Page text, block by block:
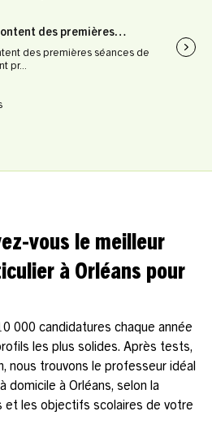
des premières…
des premières séances de
pr...
vous le meilleur
à Orléans pour
000 candidatures chaque année
les plus solides. Après tests,
nous trouvons le professeur idéal
domicile à Orléans, selon la
et les objectifs scolaires de votre